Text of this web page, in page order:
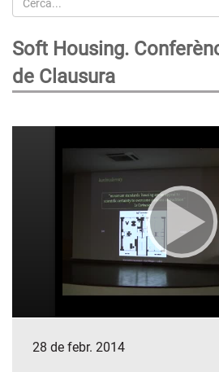
Soft Housing.
de Clausura
28 de febr. 2014